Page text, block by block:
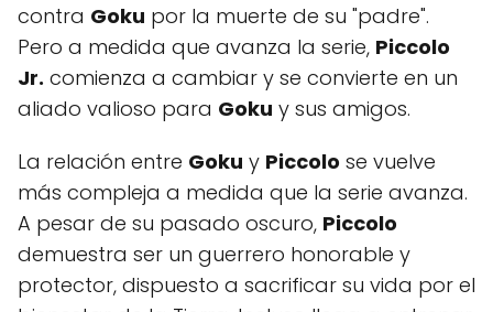
contra Goku por la muerte de su "padre".
Pero a medida que avanza la serie, Piccolo
Jr. comienza a cambiar y se convierte en un
aliado valioso para Goku y sus amigos.
La relación entre Goku y Piccolo se vuelve
más compleja a medida que la serie avanza.
A pesar de su pasado oscuro, Piccolo
demuestra ser un guerrero honorable y
protector, dispuesto a sacrificar su vida por el